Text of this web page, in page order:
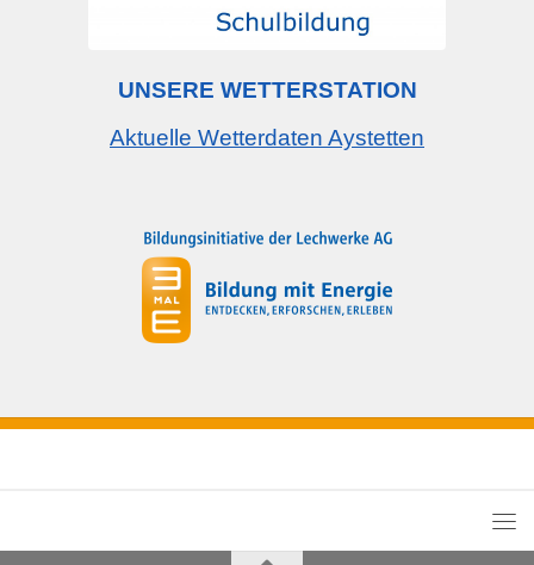
UNSERE WETTERSTATION
Aktuelle Wetterdaten Aystetten